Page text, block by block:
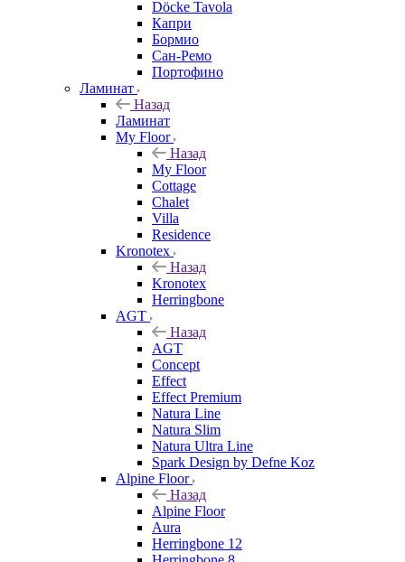
Döcke Tavola
Капри
Бормио
Сан-Ремо
Портофино
Ламинат
Назад
Ламинат
My Floor
Назад
My Floor
Cottage
Chalet
Villa
Residence
Kronotex
Назад
Kronotex
Herringbone
AGT
Назад
AGT
Concept
Effect
Effect Premium
Natura Line
Natura Slim
Natura Ultra Line
Spark Design by Defne Koz
Alpine Floor
Назад
Alpine Floor
Aura
Herringbone 12